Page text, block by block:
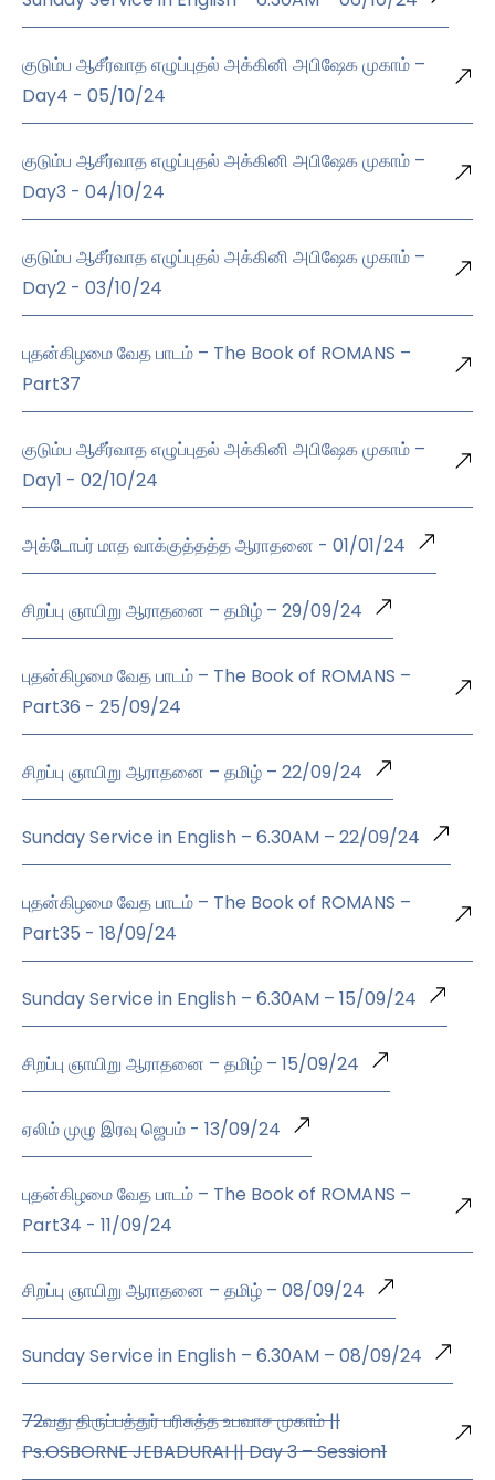
குடும்ப ஆசீர்வாத எழுப்புதல் அக்கினி அபிஷேக முகாம் –
Day4 - 05/10/24
குடும்ப ஆசீர்வாத எழுப்புதல் அக்கினி அபிஷேக முகாம் –
Day3 - 04/10/24
குடும்ப ஆசீர்வாத எழுப்புதல் அக்கினி அபிஷேக முகாம் –
Day2 - 03/10/24
புதன்கிழமை வேத பாடம் – The Book of ROMANS –
Part37
குடும்ப ஆசீர்வாத எழுப்புதல் அக்கினி அபிஷேக முகாம் –
Day1 - 02/10/24
அக்டோபர் மாத வாக்குத்தத்த ஆராதனை - 01/01/24
சிறப்பு ஞாயிறு ஆராதனை – தமிழ் – 29/09/24
புதன்கிழமை வேத பாடம் – The Book of ROMANS –
Part36 - 25/09/24
சிறப்பு ஞாயிறு ஆராதனை – தமிழ் – 22/09/24
Sunday Service in English – 6.30AM – 22/09/24
புதன்கிழமை வேத பாடம் – The Book of ROMANS –
Part35 - 18/09/24
Sunday Service in English – 6.30AM – 15/09/24
சிறப்பு ஞாயிறு ஆராதனை – தமிழ் – 15/09/24
ஏலிம் முழு இரவு ஜெபம் - 13/09/24
புதன்கிழமை வேத பாடம் – The Book of ROMANS –
Part34 - 11/09/24
சிறப்பு ஞாயிறு ஆராதனை – தமிழ் – 08/09/24
Sunday Service in English – 6.30AM – 08/09/24
72வது திருப்பத்துர் பரிசுத்த உபவாச முகாம் ||
Ps.OSBORNE JEBADURAI || Day 3 – Session1